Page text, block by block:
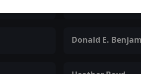
Donald E.